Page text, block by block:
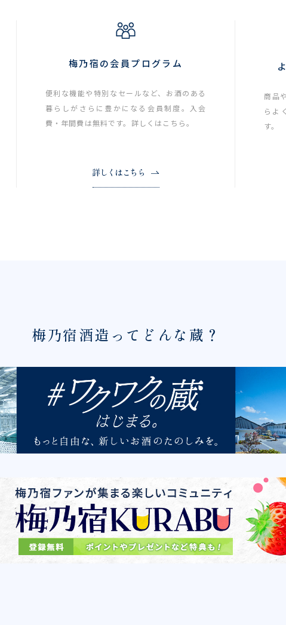
梅乃宿の会員プログラム
便利な機能や特別なセールなど、お酒のある
暮らしがさらに豊かになる会員制度。入会
費・年間費は無料です。詳しくはこちら。
詳しくはこちら
商品
らよ
す。
梅乃宿酒造ってどんな蔵？